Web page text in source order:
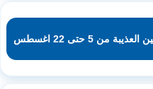
من 5 حتى 22 اغسطس